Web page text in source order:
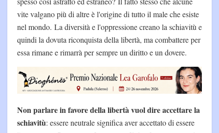
vite valgano più di altre è l'origine di tutto il male che esiste
nel mondo. La diversità e l'oppressione creano la schiavitù e
quindi la dovuta riconquista della libertà, ma combattere per
essa rimane e rimarrà per sempre un diritto e un dovere.
Non parlare in favore della libertà vuol dire accettare la
schiavitù: essere neutrale significa aver accettato di essere